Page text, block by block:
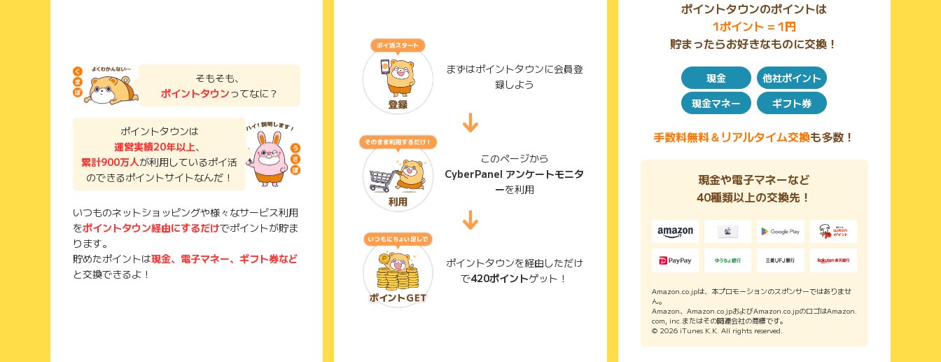
そもそも、
ポイントタウンってなに？
ポイントタウンは
運営実績20年以上、
累計900万人が利用しているポイ活
のできるポイントサイトなんだ！
いつものネットショッピングや様々なサービス利用
をポイントタウン経由にするだけでポイントが貯ま
ります。
貯めたポイントは現金、電子マネー、ギフト券など
と交換できるよ！
まずはポイントタウンに会員登
録しよう
このページから
CyberPanel アンケートモニタ
ーを利用
ポイントタウンを経由しただけ
で420ポイントゲット！
ポイントタウンのポイントは
1ポイント = 1円
貯まったらお好きなものに交換！
現金
他社ポイント
現金マネー
ギフト券
手数料無料＆リアルタイム交換も多数！
現金や電子マネーなど
40種類以上の交換先！
Amazon.co.jpは、本プロモーションのスポンサーではありませ
ん。
Amazon、Amazon.co.jpおよびAmazon.co.jpのロゴはAmazon.
com, inc.またはその関連会社の商標です。
© 2026 iTunes K.K. All rights reserved.